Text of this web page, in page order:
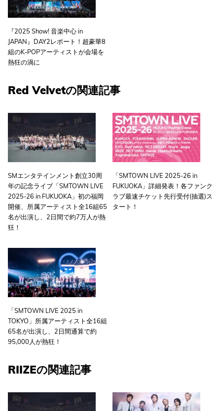
『2025 Show! 音楽中心 in
JAPAN』DAY2レポート！超豪華8
組のK-POPアーティストが会場を
熱狂の渦に
Red Velvetの関連記事
SMエンタテインメント創立30周
年の記念ライブ「SMTOWN LIVE
2025-26 in FUKUOKA」初の福岡
開催、所属アーティスト全16組65
名が出演し、2日間で約7万人が熱
狂！
「SMTOWN LIVE 2025-26 in
FUKUOKA」詳細発表！各ファンク
ラブ最速チケット先行受付(抽選)ス
タート！
「SMTOWN LIVE 2025 in
TOKYO」所属アーティスト全16組
65名が出演し、2日間通算で約
95,000人が熱狂！
RIIZEの関連記事